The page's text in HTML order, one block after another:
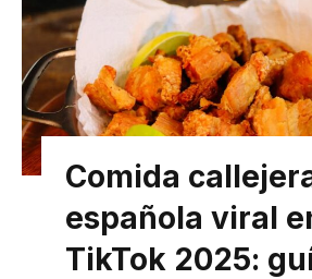
Comida
española viral
TikTok 2025: